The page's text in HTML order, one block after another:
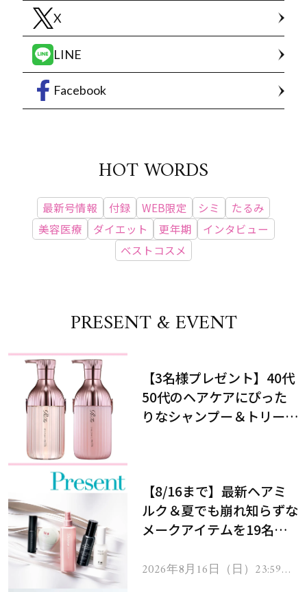
X
LINE
Facebook
HOT WORDS
最新号情報 付録 WEB限定 シミ
たるみ
美容医療
ダイエット 更年期
インタビュー
ベストコスメ
PRESENT & EVENT
【3名様プレゼント】40代
50代のヘアケアにぴった
りなシャンプー＆トリート
【8/16まで】最新ヘアミ
ルク＆夏でも崩れ知らずな
メークアイテムを19名様
2026年8月16日（日）23:59ま